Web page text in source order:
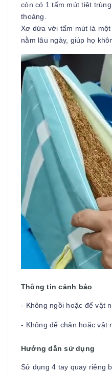
còn có 1 tấm mút tiệt
thoáng.
Xơ dừa với tấm mút là
nằm lâu ngày, giúp họ
Thông tin cảnh báo
- Không ngồi hoặc để vật
- Không để chân hoặc vật
Hướng dẫn sử dụng
Sử dụng 4 tay quay riêng